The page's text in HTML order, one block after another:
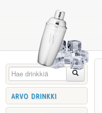
arvo drinkki